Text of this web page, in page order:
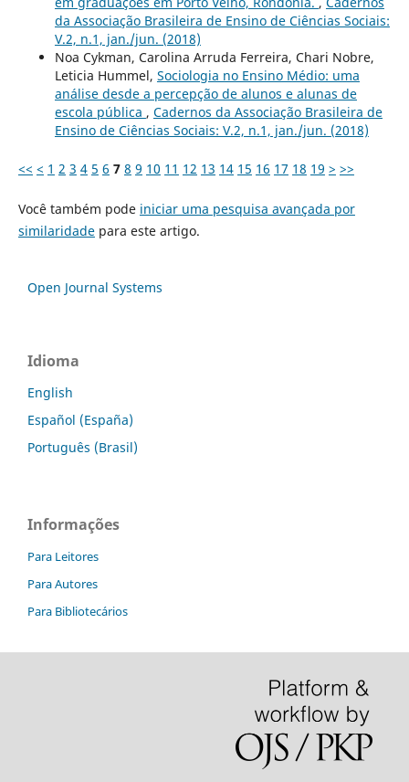
da Associação Brasileira de Ensino de Ciências Sociais:
V.2, n.1, jan./jun. (2018)
Noa Cykman, Carolina Arruda Ferreira, Chari Nobre,
Leticia Hummel, Sociologia no Ensino Médio: uma
análise desde a percepção de alunos e alunas de
escola pública , Cadernos da Associação Brasileira de
Ensino de Ciências Sociais: V.2, n.1, jan./jun. (2018)
<< < 1 2 3 4 5 6 7 8 9 10 11 12 13 14 15 16 17 18 19 > >>
Você também pode iniciar uma pesquisa avançada por
similaridadepara este artigo.
Open Journal Systems
Idioma
English
Español (España)
Português (Brasil)
Informações
Para Leitores
Para Autores
Para Bibliotecários